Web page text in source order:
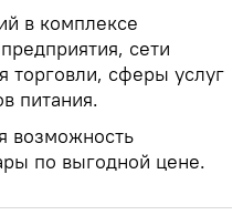
в комплексе
сети
торговли, сферы услуг
питания.
возможность
по выгодной цене.